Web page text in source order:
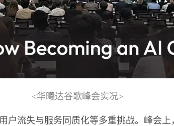
<华曦达谷歌峰会实况>
流失与服务同质化等多重挑战。峰会上